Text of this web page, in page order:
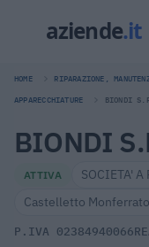
HOME RIPARAZIONE,
APPARECCHIATURE BIONDI
BIONDI
ATTIVA
SOCIETA'
Castelletto
P.IVA 02384940066